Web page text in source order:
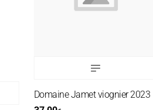
Domaine Jamet viognier 2023